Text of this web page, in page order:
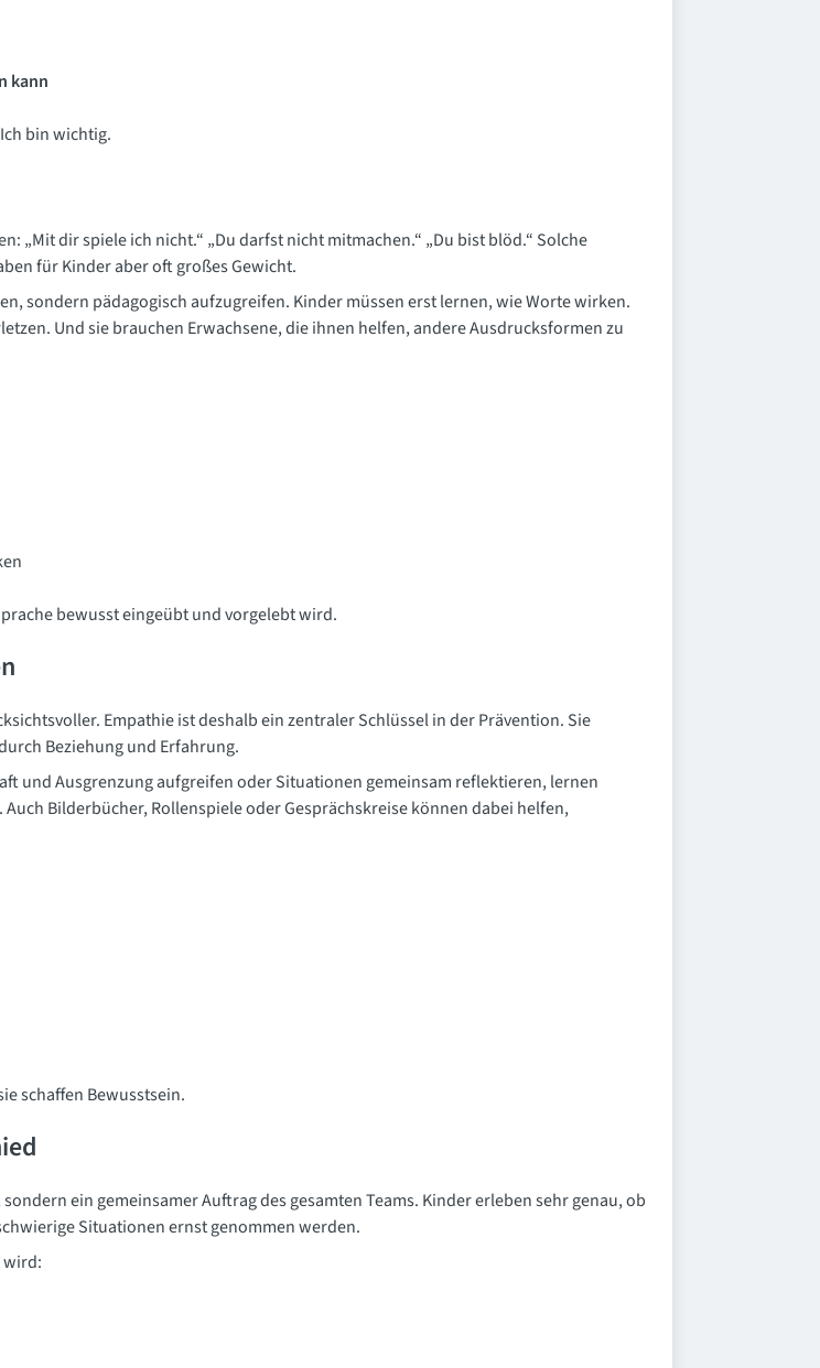
kann
bin wichtig.
„Mit dir spiele ich nicht.“ „Du darfst nicht mitmachen.“ „Du bist blöd.“ Solche
für Kinder aber oft großes Gewicht.
sondern pädagogisch aufzugreifen. Kinder müssen erst lernen, wie Worte wirken.
Und sie brauchen Erwachsene, die ihnen helfen, andere Ausdrucksformen zu
bewusst eingeübt und vorgelebt wird.
Empathie ist deshalb ein zentraler Schlüssel in der Prävention. Sie
Beziehung und Erfahrung.
und Ausgrenzung aufgreifen oder Situationen gemeinsam reflektieren, lernen
Bilderbücher, Rollenspiele oder Gesprächskreise können dabei helfen,
schaffen Bewusstsein.
ein gemeinsamer Auftrag des gesamten Teams. Kinder erleben sehr genau, ob
Situationen ernst genommen werden.
wird: